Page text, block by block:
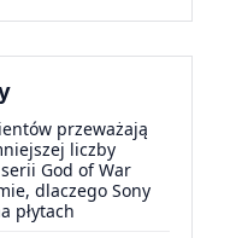
przeważają
liczby
God of War
dlaczego Sony
płytach